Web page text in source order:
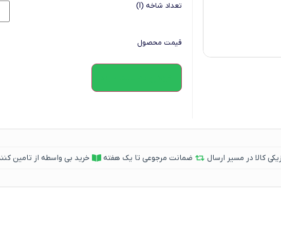
تعداد شاخه (l)
قیمت محصول
کالا در مسیر ارسال ضمانت مرجوعی تا یک هفته خرید بی واسطه از تامین